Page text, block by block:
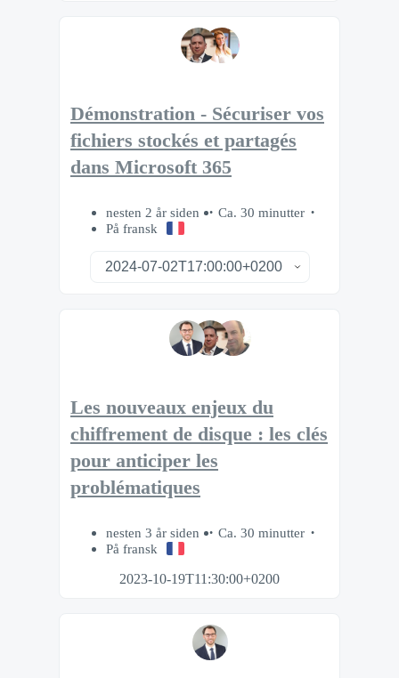
Démonstration - Sécuriser vos
fichiers stockés et partagés
dans Microsoft 365
nesten 2 år siden
Ca. 30 minutter
På fransk
Les nouveaux enjeux du
chiffrement de disque : les clés
pour anticiper les
problématiques
nesten 3 år siden
Ca. 30 minutter
På fransk
2023-10-19T11:30:00+0200